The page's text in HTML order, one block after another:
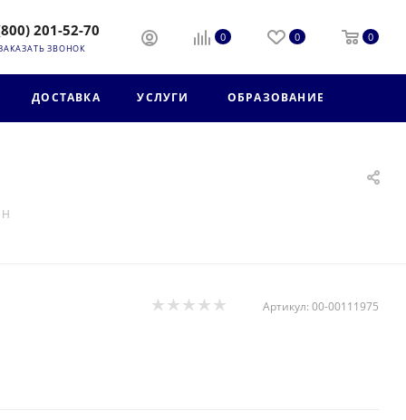
201-52-70
ЗВОНОК
0 0 0
ДОСТАВКА УСЛУГИ ОБРАЗОВАНИЕ
Артикул: 00-00111975